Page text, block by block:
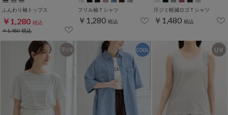
ふんわり袖トップス
￥1,280 税込
￥1,480税込
フリル袖Ｔシャツ
￥1,280 税込
汗ジミ軽減ロゴＴシャツ
￥1,480 税込